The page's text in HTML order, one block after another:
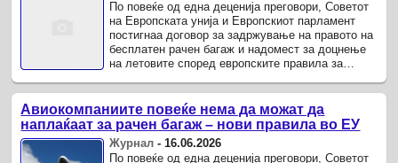
По повеќе од една деценија преговори, Советот
на Европската унија и Европскиот парламент
постигнаа договор за задржување на правото на
бесплатен рачен багаж и надомест за доцнење
на летовите според европските правила за
Авиокомпаниите повеќе нема да можат да
наплаќаат за рачен багаж – нови правила во ЕУ
Журнал - 16.06.2026
По повеќе од една деценија преговори, Советот